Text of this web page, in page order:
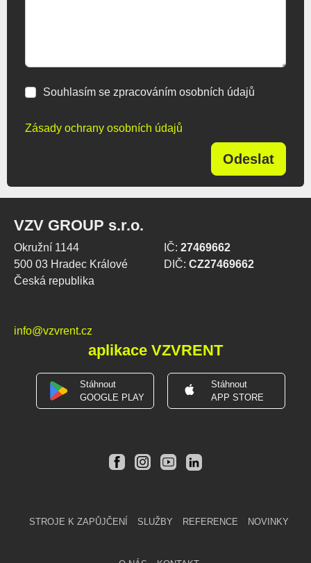
Souhlasím se zpracováním osobních údajů
Zásady ochrany osobních údajů
Odeslat
VZV GROUP s.r.o.
Okružní 1144
500 03 Hradec Králové
Česká republika
IČ: 27469662
DIČ: CZ27469662
info@vzvrent.cz
aplikace VZVRENT
Stáhnout
GOOGLE PLAY
Stáhnout
APP STORE
STROJE K ZAPŮJČENÍ SLUŽBY REFERENCE NOVINKY